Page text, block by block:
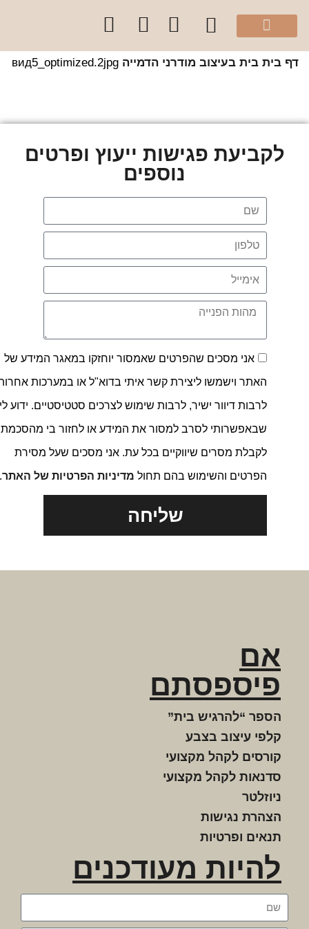
בית בית בעיצוב מודרני הדמייה вид5_optimized.2jpg
לקביעת פגישות ייעוץ ופרטים
נוספים
אני מסכים שהפרטים שאמסור יוחזקו במאגר המידע של
האתר וישמשו ליצירת קשר איתי בדוא"ל או במערכות אחרות,
לרבות דיוור ישיר, לרבות שימוש לצרכים סטטיסטיים. ידוע לי
שבאפשרותי לסרב למסור את המידע או לחזור בי מהסכמתי
לקבלת מסרים שיווקיים בכל עת. אני מסכים שעל מסירת
הפרטים והשימוש בהם תחולמדיניות הפרטיות של האתר.
שליחה
אם
פיספסתם
הספר “להרגיש בית”
קלפי עיצוב בצבע
קורסים לקהל מקצועי
סדנאות לקהל מקצועי
ניוזלטר
הצהרת נגישות
תנאים ופרטיות
להיות מעודכנים